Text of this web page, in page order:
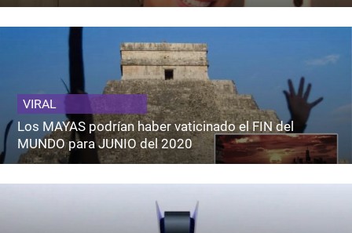
VIRAL
Los MAYAS podrían haber vaticinado el FIN del
MUNDO para JUNIO del 2020